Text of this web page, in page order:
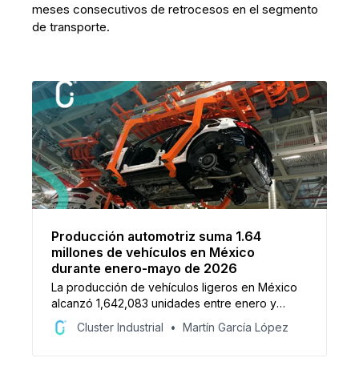
meses consecutivos de retrocesos en el segmento
de transporte.
Producción automotriz suma 1.64
millones de vehículos en México
durante enero-mayo de 2026
La producción de vehículos ligeros en México
alcanzó 1,642,083 unidades entre enero y
mayo de 2026, una variación de -0.09% anual.
En mayo se fabricaron 342,926 vehículos, cifra
Cluster Industrial Martín García López